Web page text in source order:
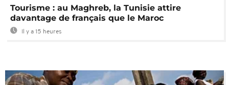
Tourisme : au Maghreb, la Tunisie attire
davantage de français que le Maroc
Il y a 15 heures